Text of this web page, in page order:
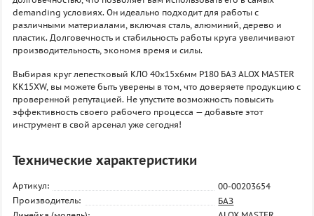
demanding условиях. Он идеально подходит для работы с
различными материалами, включая сталь, алюминий, дерево и
пластик. Долговечность и стабильность работы круга увеличивают
производительность, экономя время и силы.
Выбирая круг лепестковый КЛО 40х15х6мм P180 БАЗ ALOX MASTER
KK15XW, вы можете быть уверены в том, что доверяете продукцию с
проверенной репутацией. Не упустите возможность повысить
эффективность своего рабочего процесса — добавьте этот
инструмент в свой арсенал уже сегодня!
Технические характеристики
Артикул:
00-00203654
Производитель:
БАЗ